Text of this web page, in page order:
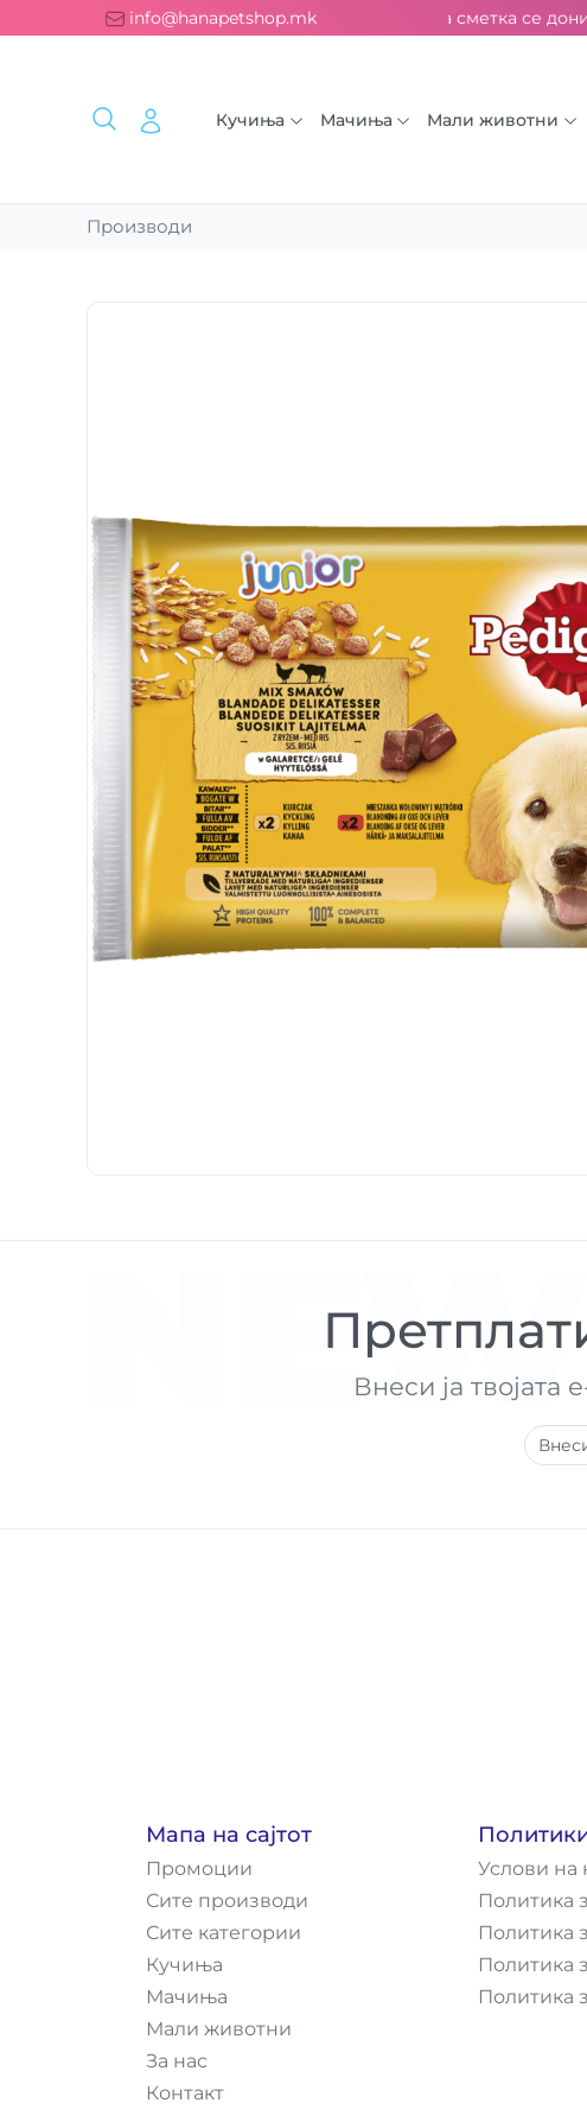
info@hanapetshop.mk
Бесплатна испорака над 2000 ден. ››› 2% од секоја сметка се
Кучиња Мачиња Мали животни
Производи
Внеси ја
Мапа на сајтот
Промоции
Сите производи
Сите категории
Кучиња
Мачиња
Мали животни
За нас
Контакт
Услови на
Политика
Политика
Политика
Политика